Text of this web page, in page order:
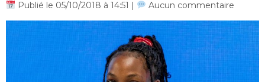
Publié le 05/10/2018 à 14:51 | Aucun commentaire